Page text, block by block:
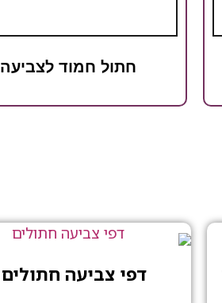
חתול חמוד לצביעה
דפי צביעה חתולים